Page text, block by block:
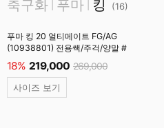
축구화 푸마 킹 (16)
푸마 킹 20 얼티메이트 FG/AG
(10938801) 전용쌕/주걱/양말 #
18% 219,000 269,000
사이즈 보기